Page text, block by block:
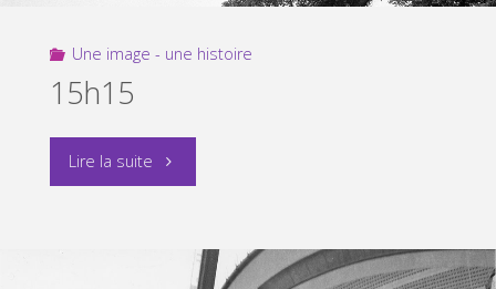
Une image - une histoire
15h15
Lire la suite "15h15"